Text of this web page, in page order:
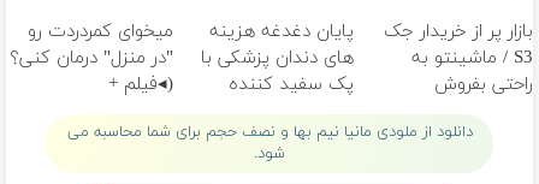
بازار پر از خریدار جک
S3 / ماشینتو به
راحتی بفروش
پایان دغدغه هزینه
های دندان پزشکی با
پک سفید کننده
خانگی
میخوای کمردردت رو
"در منزل" درمان کنی؟
(◂فیلم +
◂پرسش‌نامه)
دانلود از ملودی مانیا نیم بها و نصف حجم برای شما محاسبه می
شود.